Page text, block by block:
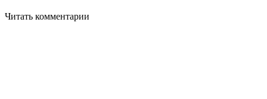
Читать комментарии